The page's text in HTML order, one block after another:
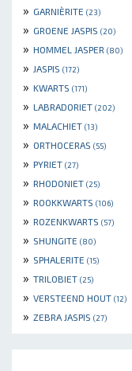
» GARNIÈRITE (23)
» GROENE JASPIS (20)
» HOMMEL JASPER (80)
» JASPIS (172)
» KWARTS (171)
» LABRADORIET (202)
» MALACHIET (13)
» ORTHOCERAS (55)
» PYRIET (27)
» RHODONIET (25)
» ROOKKWARTS (106)
» ROZENKWARTS (57)
» SHUNGITE (80)
» SPHALERITE (15)
» TRILOBIET (25)
» VERSTEEND HOUT (12)
» ZEBRA JASPIS (27)